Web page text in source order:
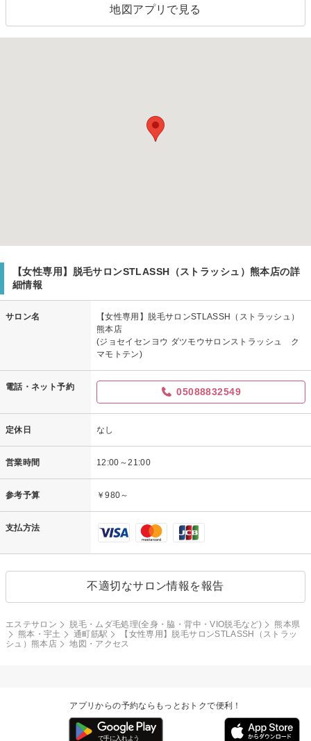
地図アプリで見る
【女性専用】脱毛サロンSTLASSH（ストラッシュ）熊本店の詳
細情報
サロン名
【女性専用】脱毛サロンSTLASSH（ストラッシュ）
熊本店
(ジョセイセンヨウ ダツモウサロンストラッシュ ク
マモトテン)
電話・ネット予約 05088832549
定休日 なし
営業時間 12:00～21:00
参考予算 ￥980～
支払方法
不適切なサロン情報を報告
エステサロン 脱毛・ムダ毛処理(全身・脇・背中・VIO脱毛など)
熊本県
熊本・宇土
通町筋駅
【女性専用】脱毛サロンSTLASSH（ストラッ
シュ）熊本店
地図・アクセス
アプリからの予約ならもっとおトクで便利！